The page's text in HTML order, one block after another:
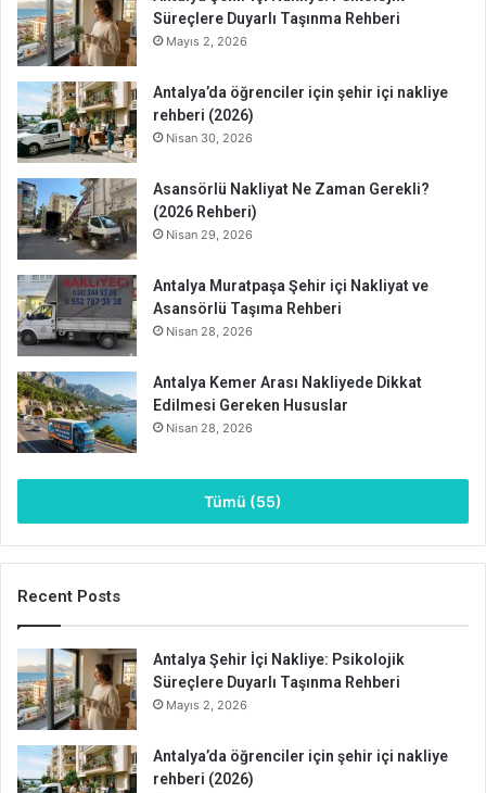
Süreçlere Duyarlı Taşınma Rehberi
Mayıs 2, 2026
Antalya’da öğrenciler için şehir içi nakliye
rehberi (2026)
Nisan 30, 2026
Asansörlü Nakliyat Ne Zaman Gerekli?
(2026 Rehberi)
Nisan 29, 2026
Antalya Muratpaşa Şehir içi Nakliyat ve
Asansörlü Taşıma Rehberi
Nisan 28, 2026
Antalya Kemer Arası Nakliyede Dikkat
Edilmesi Gereken Hususlar
Nisan 28, 2026
Tümü (55)
Recent Posts
Antalya Şehir İçi Nakliye: Psikolojik
Süreçlere Duyarlı Taşınma Rehberi
Mayıs 2, 2026
Antalya’da öğrenciler için şehir içi nakliye
rehberi (2026)